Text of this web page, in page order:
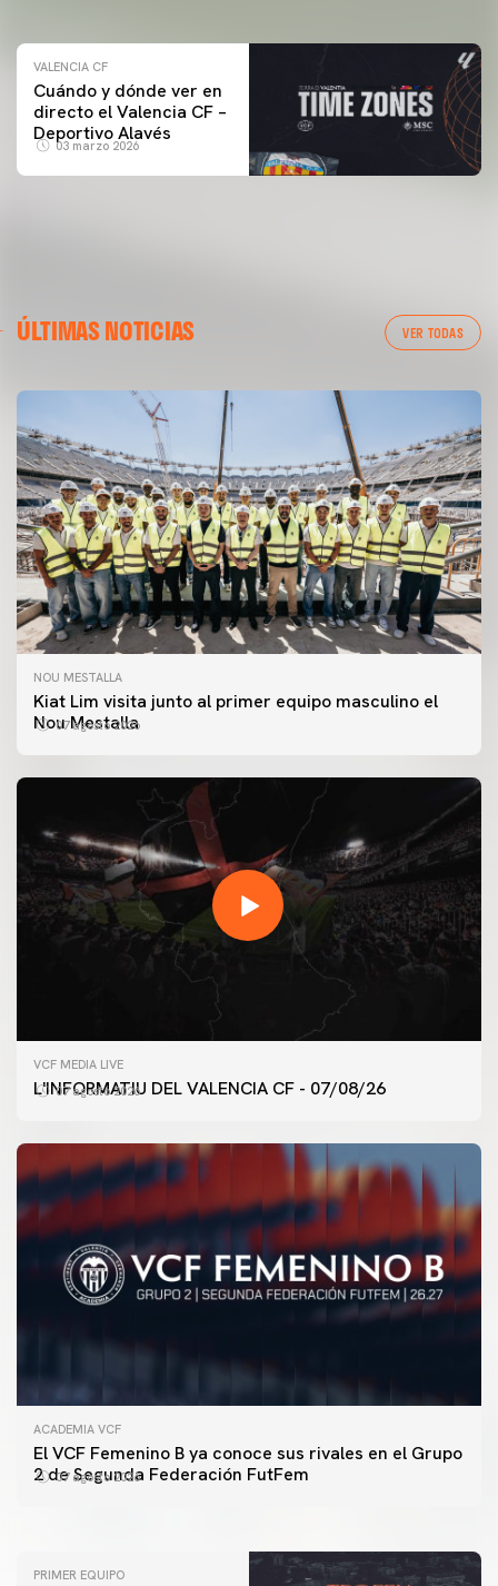
VALENCIA CF
Cuándo y dónde ver en
directo el Valencia CF –
Deportivo Alavés
03 marzo 2026
ÚLTIMAS NOTICIAS VER TODAS
NOU MESTALLA
Kiat Lim visita junto al primer equipo masculino el
Nou Mestalla
07 agosto 2026
VCF MEDIA LIVE
L'INFORMATIU DEL VALENCIA CF - 07/08/26
07 agosto 2026
ACADEMIA VCF
El VCF Femenino B ya conoce sus rivales en el Grupo
2 de Segunda Federación FutFem
07 agosto 2026
PRIMER EQUIPO
ENTRENAMIENTO DEL VALENCIA CF 7/8/2026
PRIMER EQUIPO